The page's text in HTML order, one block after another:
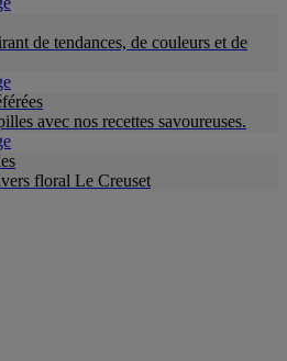
de tendances, de couleurs et de
avec nos recettes savoureuses.
floral Le Creuset